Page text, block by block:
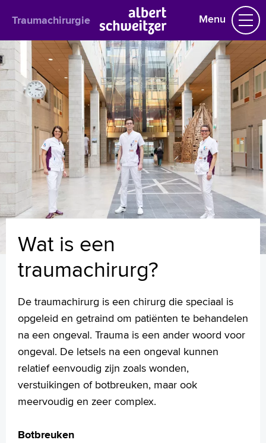
Traumachirurgie Menu
Traumachirurgie
Het behandelteam
Wat is een traumachirurg?
Wat doet een traumachirurg?
Spoedeisende hulp
Botbreuken bij kinderen
Brandwonden
Sportletsels
Uw dossier inzien?
Letsels
Download onze app
Homepage
Praktische informatie
Specialismen
Werken en leren
Medewerkers
Contact
MijnASz
Wat is een
traumachirurg?
De traumachirurg is een chirurg die speciaal is
opgeleid en getraind om patiënten te behandelen
na een ongeval. Trauma is een ander woord voor
ongeval. De letsels na een ongeval kunnen
relatief eenvoudig zijn zoals wonden,
verstuikingen of botbreuken, maar ook
meervoudig en zeer complex.
Botbreuken